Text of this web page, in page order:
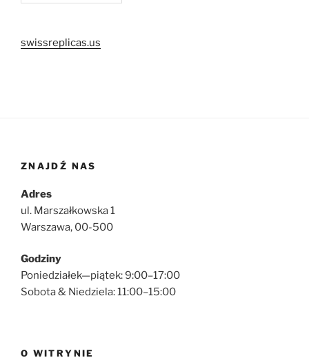
swissreplicas.us
ZNAJDŹ NAS
Adres
ul. Marszałkowska 1
Warszawa, 00-500
Godziny
Poniedziałek—piątek: 9:00–17:00
Sobota & Niedziela: 11:00–15:00
O WITRYNIE